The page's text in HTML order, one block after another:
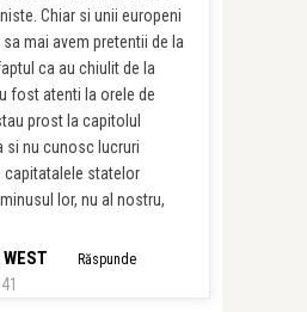
Chiar si unii europeni
mai avem pretentii de la
ca au chiulit de la
fost atenti la orele de
prost la capitolul
si nu cunosc lucruri
capitatalele statelor
lor, nu al nostru,
Răspunde